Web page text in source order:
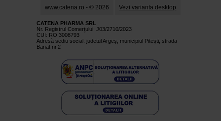
www.catena.ro - © 2026 Vezi varianta desktop
CATENA PHARMA SRL
Nr. Registrul Comerţului: J03/2710/2023
CUI: RO 3008793
Adresă sediu social: judetul Argeş, municipiul Piteşti, strada
Banat nr.2